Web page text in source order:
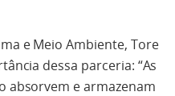
e Meio Ambiente, Tore
dessa parceria: “As
absorvem e armazenam